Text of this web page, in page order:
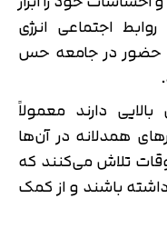
اجتماعی انرژی
حضور در جامعه حس
دارند معمولاً
همدلانه در آن‌ها
تلاش می‌کنند که
باشند و از کمک